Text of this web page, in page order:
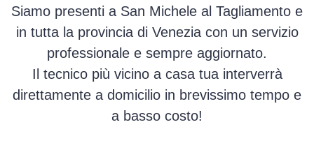
Siamo presenti a San Michele al Tagliamento e
in tutta la provincia di Venezia con un servizio
professionale e sempre aggiornato.
Il tecnico più vicino a casa tua interverrà
direttamente a domicilio in brevissimo tempo e
a basso costo!